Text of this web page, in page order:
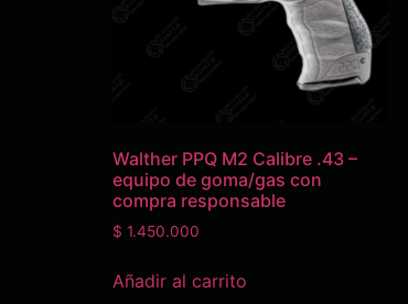
Walther PPQ M2 Calibre .43 –
equipo de goma/gas con
compra responsable
$ 1.450.000
Añadir al carrito